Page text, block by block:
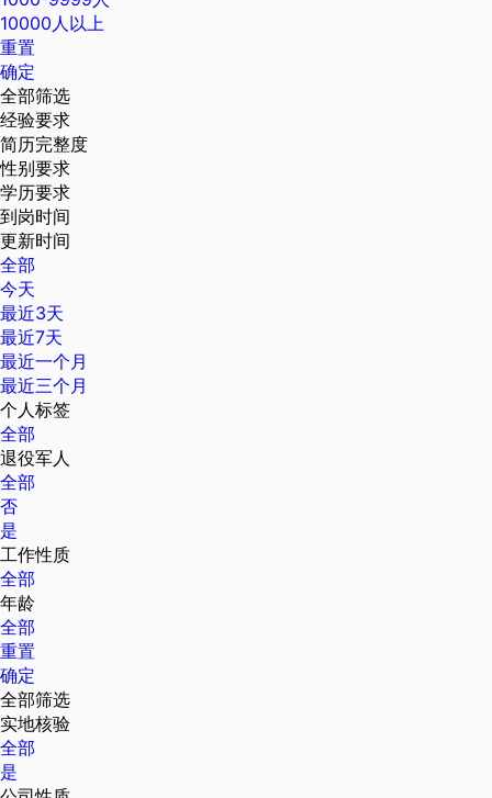
10000人以上
重置
确定
全部筛选
经验要求
简历完整度
性别要求
学历要求
到岗时间
更新时间
全部
今天
最近3天
最近7天
最近一个月
最近三个月
个人标签
全部
退役军人
全部
否
是
工作性质
全部
年龄
全部
重置
确定
全部筛选
实地核验
全部
是